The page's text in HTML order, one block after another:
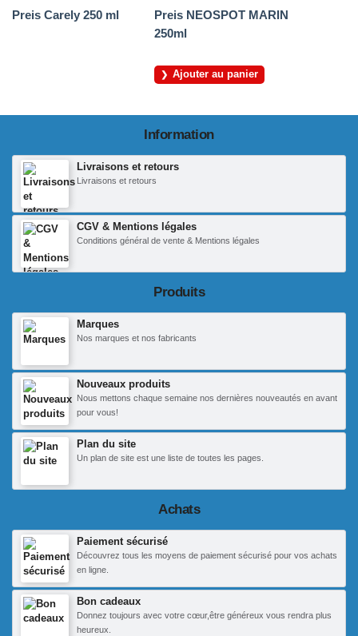
Preis Carely 250 ml
Preis NEOSPOT MARIN
250ml
Ajouter au panier
Information
Livraisons et retours
Livraisons et retours
CGV & Mentions légales
Conditions général de vente & Mentions légales
Produits
Marques
Nos marques et nos fabricants
Nouveaux produits
Nous mettons chaque semaine nos dernières nouveautés en avant
pour vous!
Plan du site
Un plan de site est une liste de toutes les pages.
Achats
Paiement sécurisé
Découvrez tous les moyens de paiement sécurisé pour vos achats
en ligne.
Bon cadeaux
Donnez toujours avec votre cœur,être généreux vous rendra plus
heureux.